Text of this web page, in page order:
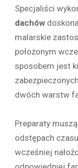
Specjaliści
dachów
malarskie
położonym
sposobem jest
dwóch warstw
Preparaty
odstępach
wcześniej